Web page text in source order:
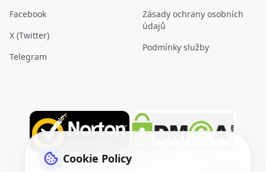
Facebook
X (Twitter)
Telegram
Zásady ochrany osobních
údajů
Podmínky služby
Cookie Policy